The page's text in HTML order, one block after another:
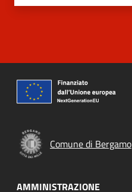
Comune di Bergamo
AMMINISTRAZIONE